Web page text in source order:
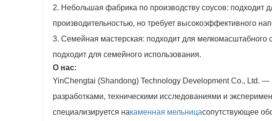
2. Небольшая фабрика по производству соусов: подходит
производительностью, но требует высокоэффективного
3. Семейная мастерская: подходит для мелкомасштабного
подходит для семейного использования.
О нас:
YinChengtai (Shandong) Technology Development Co., Ltd.
разработками, техническими исследованиями и
специализируется накаменная мельницасопутствующее